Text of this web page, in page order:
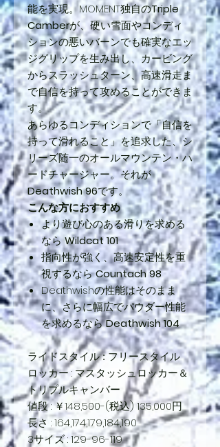
能を実現。MOMENT独自のTriple
Camberが、硬い雪面やコンディ
ションの悪いバーンでも確実なエッ
ジグリップを生み出し、カービング
からスラッシュターン、高速滑走ま
で自信を持って攻めることができま
す。
あらゆるコンディションで「自信を
持って滑れること」を追求した、シ
リーズ随一のオールマウンテン・ハ
ードチャージャー。それが
Deathwish 96です。
こんな方におすすめ
より遊び心のある滑りを求める
ならWildcat 101
指向性が強く、高速安定性を重
視するならCountach 98
Deathwishの性能はそのまま
に、さらに幅広でパウダー性能
を求めるならDeathwish 104
ライドスタイル : フリースタイル
ロッカー : マスタッシュロッカー＆
トリプルキャンバー
値段 : ￥148,500-(税込) 135,000円
長さ : 164,174,179,184,190
3サイズ : 129-96-119